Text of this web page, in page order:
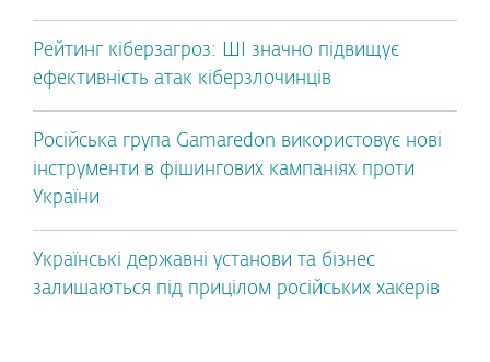
Рейтинг кіберзагроз: ШІ значно підвищує
ефективність атак кіберзлочинців
Російська група Gamaredon використовує нові
інструменти в фішингових кампаніях проти
України
Українські державні установи та бізнес
залишаються під прицілом російських хакерів